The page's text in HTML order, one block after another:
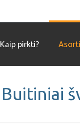
Kaip pirkti?
Buitiniai